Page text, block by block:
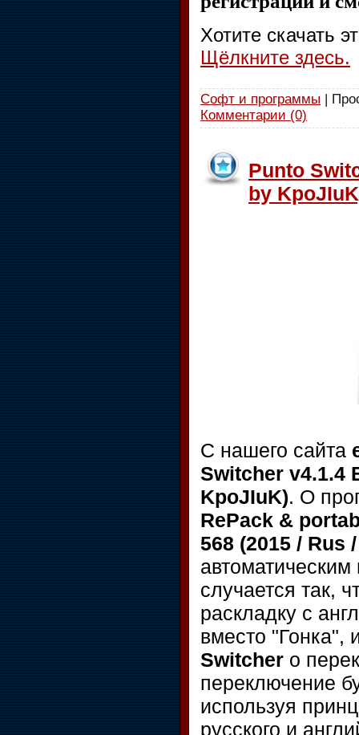
Хотите скачать
Щёлкните здесь.
Софт и программы |
Комментарии (0)
Punto
by
С нашего сайта
Switcher v4.1.4
KpoJIuK). О
RePack &
568 (2015 / Rus
случается так,
раскладку с
вместо
Switcher о
переключение
используя
русского и